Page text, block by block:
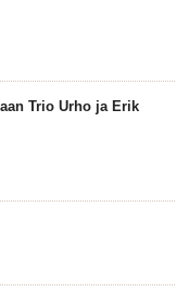
Trio Urho ja Erik